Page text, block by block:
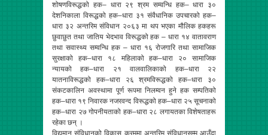
शोषणविरूद्धको हक– धारा २९ श्रम सम्वन्धि हक– धारा ३०
देशनिकाला विरूद्धको हक–धारा ३१ संवैधानिक उपचारको हक–
धारा ३२ अन्तरिम संविधान २०६३ मा थप भएका मौलिक हकहरू
छुवाछुत तथा जातिय भेदभाव विरूद्धको हक – धारा १४ वातावराण
तथा सवास्थ्य सम्वन्धि हक – धारा १६ रोजगारि तथा सामाजिक
सुरक्षाको हक–धारा १८ महिलाको हक–धारा २० सामाजिक
न्यायको हक–धारा २१ वालवालिकाको हक–धारा २२
यातनाविरूद्धको हक–धारा २६ श्रमविरूद्धको हक–धारा ३०
संकटकालिन अवस्थामा पूर्ण रूपमा निलम्वन हुने हक सम्पतिको
हक–धारा १९ निवारक नजरवन्द विरूद्धको हक–धारा २५ सूचनाको
हक–धारा २७ गोपनीयताको हक–धारा २८ लगायतका विशेषताहरू
रहेका छन् ।